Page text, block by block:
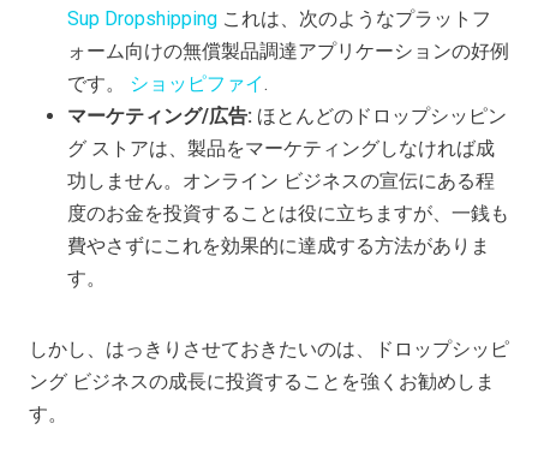
Sup Dropshipping これは、次のようなプラットフ
ォーム向けの無償製品調達アプリケーションの好例
です。
ショッピファイ.
マーケティング/広告: ほとんどのドロップシッピン
グ ストアは、製品をマーケティングしなければ成
功しません。オンライン ビジネスの宣伝にある程
度のお金を投資することは役に立ちますが、一銭も
費やさずにこれを効果的に達成する方法がありま
す。
しかし、はっきりさせておきたいのは、ドロップシッピ
ング ビジネスの成長に投資することを強くお勧めしま
す。